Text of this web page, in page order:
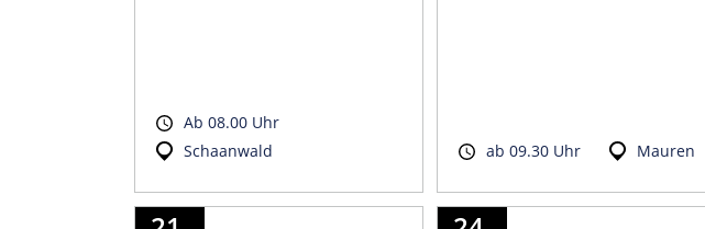
Ab 08.00 Uhr
Schaanwald
ab 09.30 Uhr Mauren